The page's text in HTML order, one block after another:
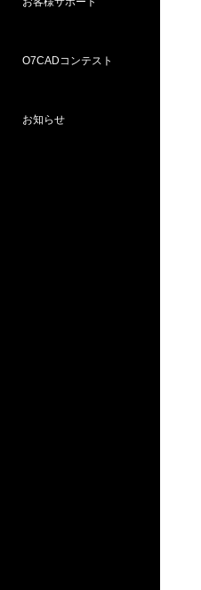
O7CADコンテスト
お知らせ